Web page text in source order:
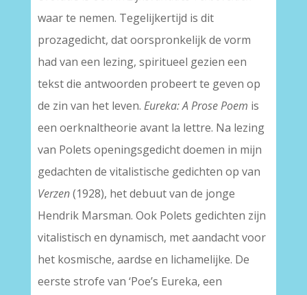
waar te nemen. Tegelijkertijd is dit
prozagedicht, dat oorspronkelijk de vorm
had van een lezing, spiritueel gezien een
tekst die antwoorden probeert te geven op
de zin van het leven. Eureka: A Prose Poem is
een oerknaltheorie avant la lettre. Na lezing
van Polets openingsgedicht doemen in mijn
gedachten de vitalistische gedichten op van
Verzen(1928), het debuut van de jonge
Hendrik Marsman. Ook Polets gedichten zijn
vitalistisch en dynamisch, met aandacht voor
het kosmische, aardse en lichamelijke. De
eerste strofe van ‘Poe’s Eureka, een